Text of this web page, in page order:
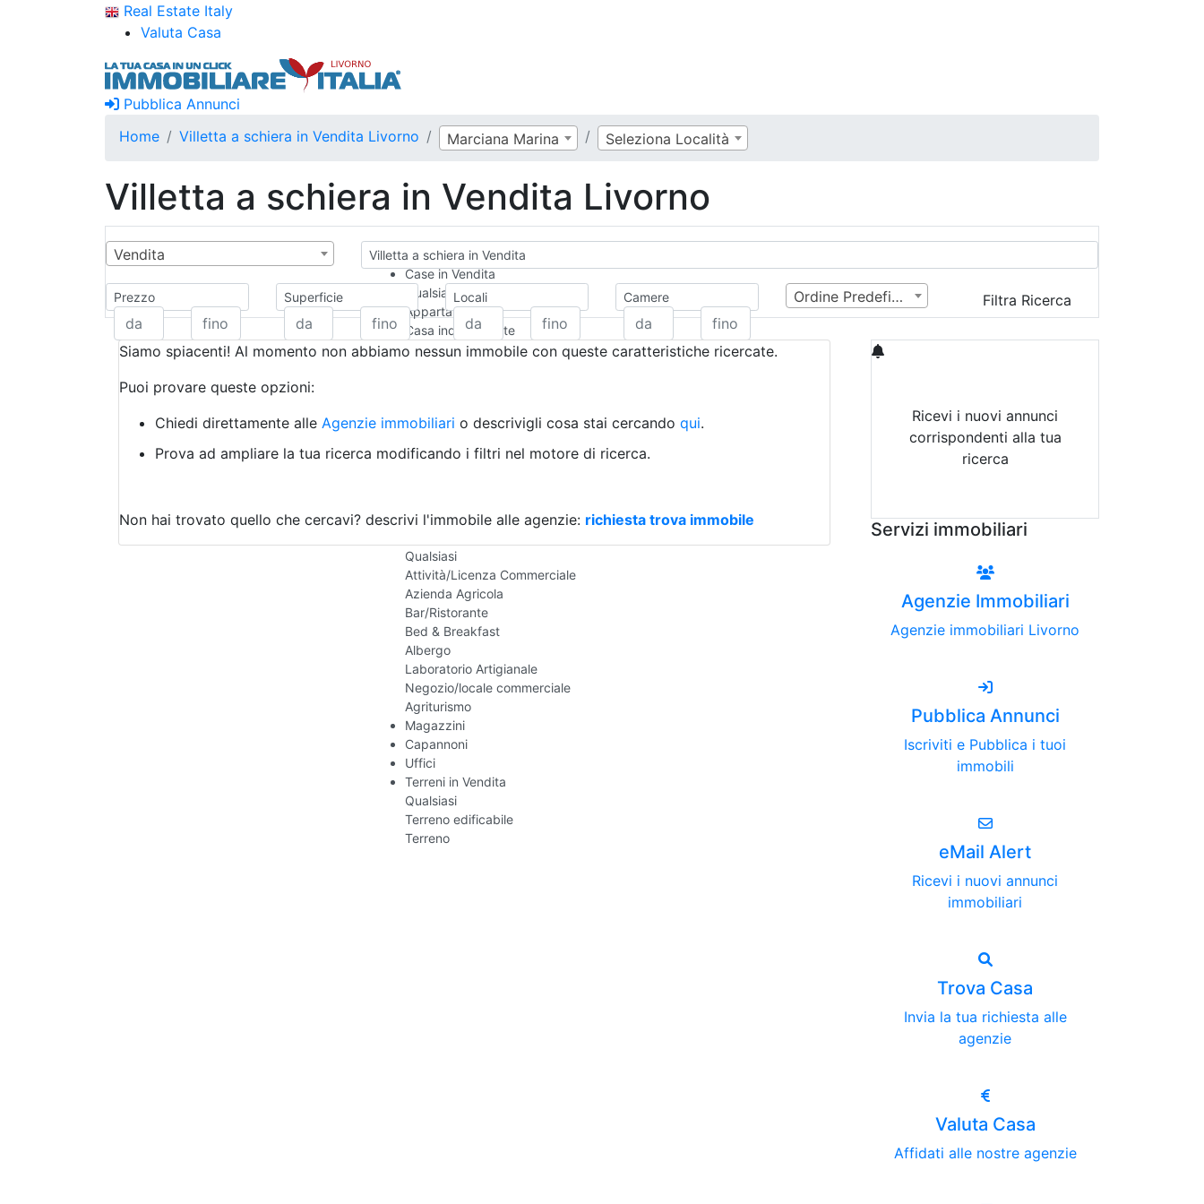
Real Estate Italy
Valuta Casa
Pubblica Annunci
Home
Villetta a schiera in Vendita Livorno Marciana Marina Seleziona Località
Villetta a schiera in Vendita Livorno
Vendita
Villetta a schiera in Vendita
Case in Vendita
Qualsiasi
Appartamento
Casa indipendente
Casa Semi-indipendente
Rustico/Casale
Camera d'Albergo
Box/Garage
Qualsiasi
Attività/Licenza Commerciale
Azienda Agricola
Bar/Ristorante
Bed & Breakfast
Albergo
Laboratorio Artigianale
Negozio/locale commerciale
Agriturismo
Magazzini
Capannoni
Uffici
Terreni in Vendita
Qualsiasi
Terreno edificabile
Terreno
Prezzo Superficie Locali Camere Ordine Predefinito Filtra Ricerca
Siamo spiacenti! Al momento non abbiamo nessun immobile con queste caratteristiche ricercate.
Puoi provare queste opzioni:
Chiedi direttamente alle Agenzie immobiliari o descrivigli cosa stai cercando qui.
Prova ad ampliare la tua ricerca modificando i filtri nel motore di ricerca.
Non hai trovato quello che cercavi? descrivi l'immobile alle agenzie: richiesta trova immobile
Ricevi i nuovi annunci
corrispondenti alla tua
ricerca
Servizi immobiliari
Agenzie Immobiliari
Agenzie immobiliari Livorno
Pubblica Annunci
Iscriviti e Pubblica i tuoi
immobili
eMail Alert
Ricevi i nuovi annunci
immobiliari
Trova Casa
Invia la tua richiesta alle
agenzie
Valuta Casa
Affidati alle nostre agenzie